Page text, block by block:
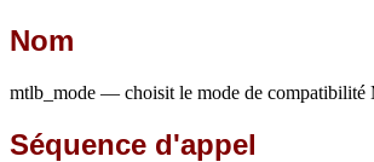
Nom
mtlb_mode — choisit le mode de compatibilité
Séquence d'appel